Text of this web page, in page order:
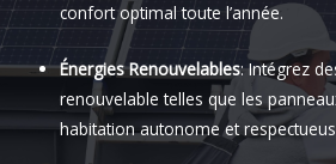
confort optimal toute l’année.
Énergies Renouvelables: Intégrez
renouvelable telles que les
habitation autonome et